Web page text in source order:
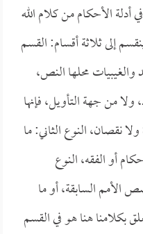
أدلة الأحكام من كلام الله
إلى ثلاثة أقسام: القسم
والغيبيات محلها النص،
من جهة التأويل، فإنها
نقصان، النوع الثاني: ما
أو الفقه، النوع
الأمم السابقة، أو ما
بكلامنا هنا هو في القسم